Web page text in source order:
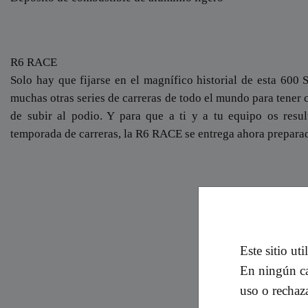
R6 RACE
Solo hay que fijarse en el magnífico historial de esta 600
muchas otras series de carreras de todo el mundo para tener
de subir al podio. Y para que a ti y a tu equipo os
temporada de carreras, la R6 RACE se entrega ahora
Este sitio
En ningún
uso o